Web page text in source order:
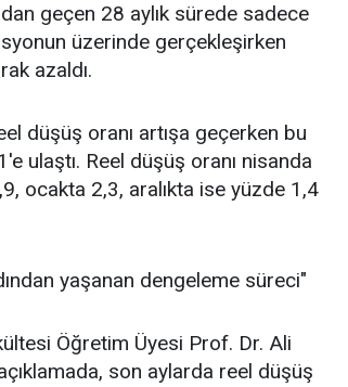
geçen 28 aylık sürede sadece
üzerinde gerçekleşirken
azaldı.
düşüş oranı artışa geçerken bu
ulaştı. Reel düşüş oranı nisanda
ocakta 2,3, aralıkta ise yüzde 1,4
yaşanan dengeleme süreci"
Öğretim Üyesi Prof. Dr. Ali
son aylarda reel düşüş